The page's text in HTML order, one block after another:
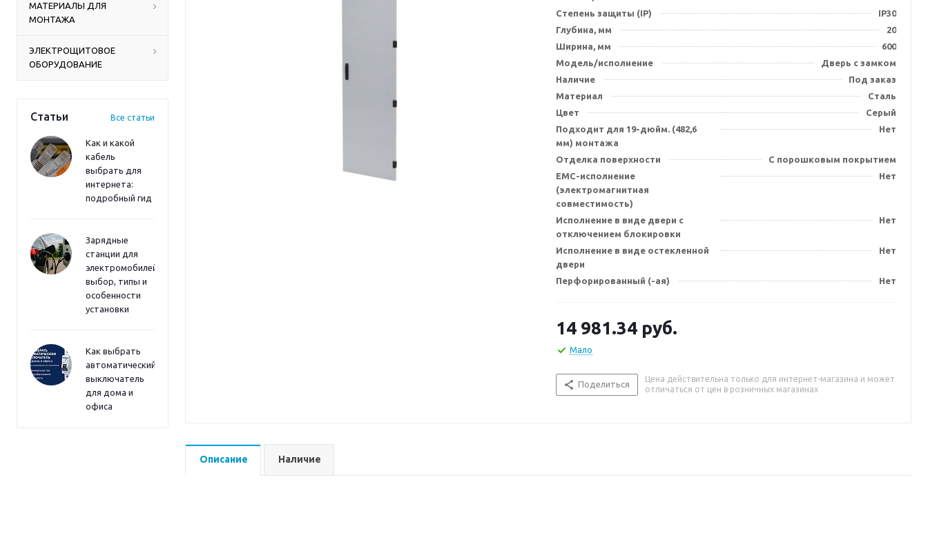
МАТЕРИАЛЫ ДЛЯ
МОНТАЖА
ЭЛЕКТРОЩИТОВОЕ
ОБОРУДОВАНИЕ
Статьи Все статьи
Как и какой
кабель
выбрать для
интернета:
подробный гид
Зарядные
станции для
электромобилей:
выбор, типы и
особенности
установки
Как выбрать
автоматический
выключатель
для дома и
офиса
Степень защиты (IP)
IP30
Глубина, мм
20
Ширина, мм
600
Модель/исполнение
Дверь с замком
Наличие
Под заказ
Материал
Сталь
Цвет
Серый
Подходит для 19-дюйм. (482,6
мм) монтажа
Нет
Отделка поверхности
С порошковым покрытием
EMC-исполнение
(электромагнитная
совместимость)
Нет
Исполнение в виде двери с
отключением блокировки
Нет
Исполнение в виде остекленной
двери
Нет
Перфорированный (-ая) Нет
14 981.34 руб.
Мало
Поделиться
Цена действительна только для интернет-магазина и может
отличаться от цен в розничных магазинах
Описание Наличие